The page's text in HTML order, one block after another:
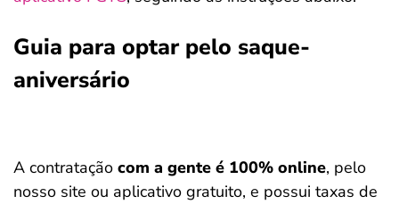
Guia para optar pelo saque-
aniversário
A contratação com a gente é 100% online, pelo
nosso site ou aplicativo gratuito, e possui taxas de